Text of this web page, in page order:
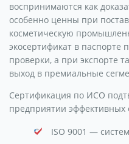
воспринимаются как
особенно ценны при
косметическую
экосертификат в паспорте
проверки, а при экспорте
выход в премиальные
Сертификация по ИСО
предприятии эффективных
ISO 9001 —